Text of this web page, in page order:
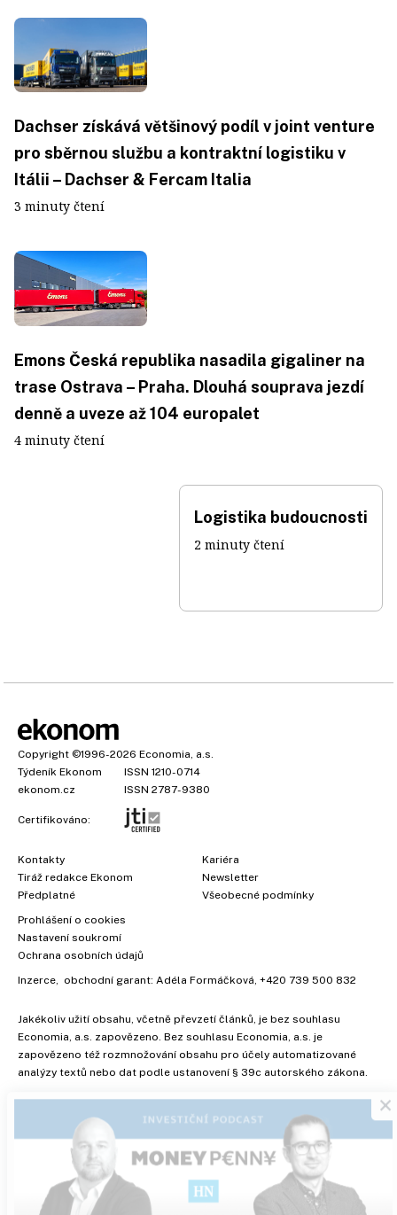
Dachser získává většinový podíl v joint venture
pro sběrnou službu a kontraktní logistiku v
Itálii – Dachser & Fercam Italia
3 minuty čtení
Emons Česká republika nasadila gigaliner na
trase Ostrava – Praha. Dlouhá souprava jezdí
denně a uveze až 104 europalet
4 minuty čtení
Logistika budoucnosti
2 minuty čtení
Copyright ©1996-2026 Economia, a.s.
Týdeník Ekonom
ISSN 1210-0714
ekonom.cz
ISSN 2787-9380
Certifikováno:
Kontakty
Tiráž redakce Ekonom
Předplatné
Kariéra
Newsletter
Všeobecné podmínky
Prohlášení o cookies
Nastavení soukromí
Ochrana osobních údajů
Inzerce, obchodní garant: Adéla Formáčková, +420 739 500 832
Jakékoliv užití obsahu, včetně převzetí článků, je bez souhlasu
Economia, a.s. zapovězeno. Bez souhlasu Economia, a.s. je
zapovězeno též rozmnožování obsahu pro účely automatizované
analýzy textů nebo dat podle ustanovení § 39c autorského zákona.